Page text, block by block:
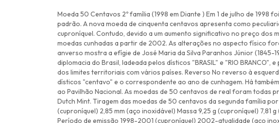
Moeda 50 Centavos 2º família (1998 em Diante ) Em 1 de julho de
padrão. A nova moeda de cinquenta centavos apresenta como
cuproníquel. Contudo, devido a um aumento significativo no preço
moedas cunhadas a partir de 2002. As alterações no aspecto físico
anverso mostra a efígie de José Maria da Silva Paranhos Júnior
diplomacia do Brasil, ladeada pelos dísticos "BRASIL" e "RIO
dos limites territoriais com vários países. Reverso No reverso à
dísticos "centavo" e o correspondente ao ano de cunhagem. Há
ao Pavilhão Nacional. As moedas de 50 centavos de real foram todas
Dutch Mint. Tiragem das moedas de 50 centavos da segunda família
(cuproníquel) 2,85 mm (aço inoxidável) Massa 9,25 g (cuproníquel)
Período de emissão 1998-2001 (cuproníquel) 2002-atualidade (aço